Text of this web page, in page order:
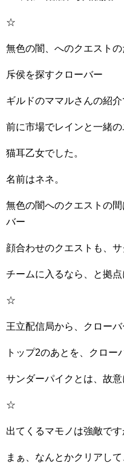
☆
無色の闇、へのクエストの
斥侯を探すクローバー
ギルドのママルさんの紹
前に市場でレインと一緒
猫耳乙女でした。
名前はネネ。
無色の闇へのクエストの
バー
顔合わせのクエストも、
チームに入るなら、と拠
☆
王立配信局から、クロー
トップ2のあとを、クロー
サンダーパイクとは、故
☆
出てくるマモノは強敵です
まぁ、なんとかクリアして